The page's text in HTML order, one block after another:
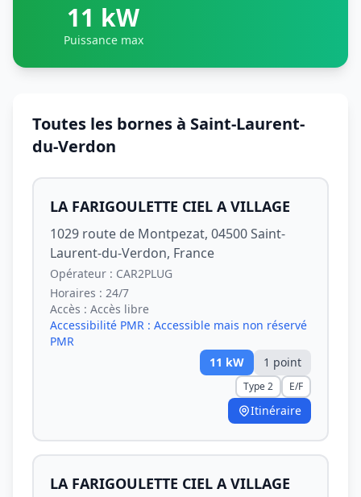
11 kW
Puissance max
Toutes les bornes à Saint-Laurent-
du-Verdon
LA FARIGOULETTE CIEL A VILLAGE
1029 route de Montpezat, 04500 Saint-
Laurent-du-Verdon, France
Opérateur : CAR2PLUG
Horaires : 24/7
Accès : Accès libre
Accessibilité PMR : Accessible mais non réservé
PMR
11 kW 1 point
Type 2 E/F
Itinéraire
LA FARIGOULETTE CIEL A VILLAGE